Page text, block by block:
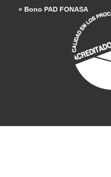
» Bono PAD FONASA